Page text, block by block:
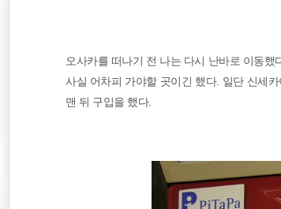
오사카를 떠나기 전 나는 다시 난바로 이동
사실 어차피 가야할 곳이긴 했다. 일단 신세
맨 뒤 구입을 했다.
세계일주
워킹홀리데이